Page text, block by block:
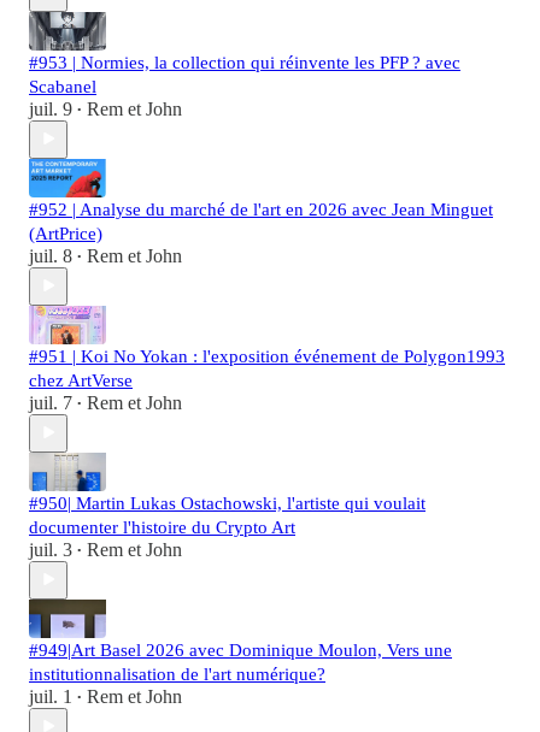
#953 | Normies, la collection qui réinvente les PFP ? avec
Scabanel
juil. 9 • Rem et John
#952 | Analyse du marché de l'art en 2026 avec Jean Minguet
(ArtPrice)
juil. 8 • Rem et John
#951 | Koi No Yokan : l'exposition événement de Polygon1993
chez ArtVerse
juil. 7 • Rem et John
#950| Martin Lukas Ostachowski, l'artiste qui voulait
documenter l'histoire du Crypto Art
juil. 3 • Rem et John
#949|Art Basel 2026 avec Dominique Moulon, Vers une
institutionnalisation de l'art numérique?
juil. 1 • Rem et John